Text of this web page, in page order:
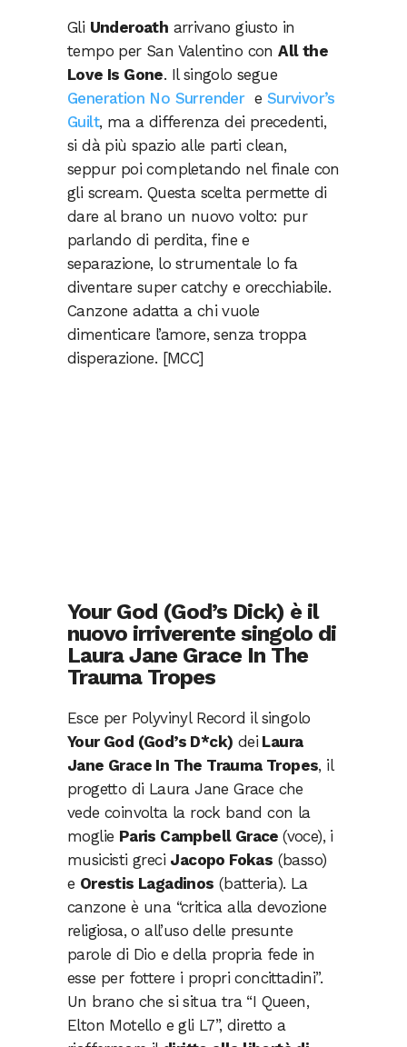
Gli Underoath arrivano giusto in
tempo per San Valentino conAll the
Love Is Gone. Il singolo segue
Generation No Surrendere Survivor’s
Guilt, ma a differenza dei precedenti,
si dà più spazio alle parti clean,
seppur poi completando nel finale con
gli scream. Questa scelta permette di
dare al brano un nuovo volto: pur
parlando di perdita, fine e
separazione, lo strumentale lo fa
diventare super catchy e orecchiabile.
Canzone adatta a chi vuole
dimenticare l’amore, senza troppa
disperazione. [MCC]
Your God (God’s Dick) è il
nuovo irriverente singolo di
Laura Jane Grace In The
Trauma Tropes
Esce per Polyvinyl Record il singolo
Your God (God’s D*ck) dei Laura
Jane Grace In The Trauma Tropes, il
progetto di Laura Jane Grace che
vede coinvolta la rock band con la
moglie Paris Campbell Grace(voce), i
musicisti greci Jacopo Fokas (basso)
e Orestis Lagadinos (batteria). La
canzone è una “critica alla devozione
religiosa, o all’uso delle presunte
parole di Dio e della propria fede in
esse per fottere i propri concittadini”.
Un brano che si situa tra “I Queen,
Elton Motello e gli L7”, diretto a